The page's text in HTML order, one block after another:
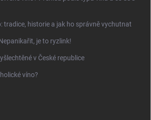
tradice, historie a jak ho správně vychutnat
je to ryzlink!
v České republice
víno?